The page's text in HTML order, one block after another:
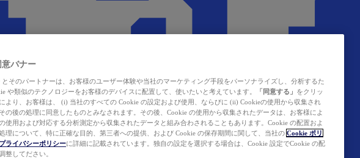
意バナー
とそのパートナーは、お客様のユーザー体験や当社のマーケティング手段をパーソナライズし、分析するた
や類似のテクノロジーをお客様のデバイスに配置して、使いたいと考えています。
「同意する」 をクリッ
より、お客様は、 (i) 当社のすべての Cookie の設定および使用、ならびに (ii) Cookieの使用から収集され
の後の処理に同意したものとみなされます。その後、Cookie の使用から収集されたデータは、お客様によ
使用および対応する分析測定から収集されたデータと組み合わされることもあります。Cookie の配置およ
理について、特に正確な目的、第三者への提供、および Cookie の保存期間に関して、当社の Cookie ポリ
プライバシーポリシーに詳細に記載されています。独自の設定を選択する場合は、Cookie 設定でCookie の配
整してださい。